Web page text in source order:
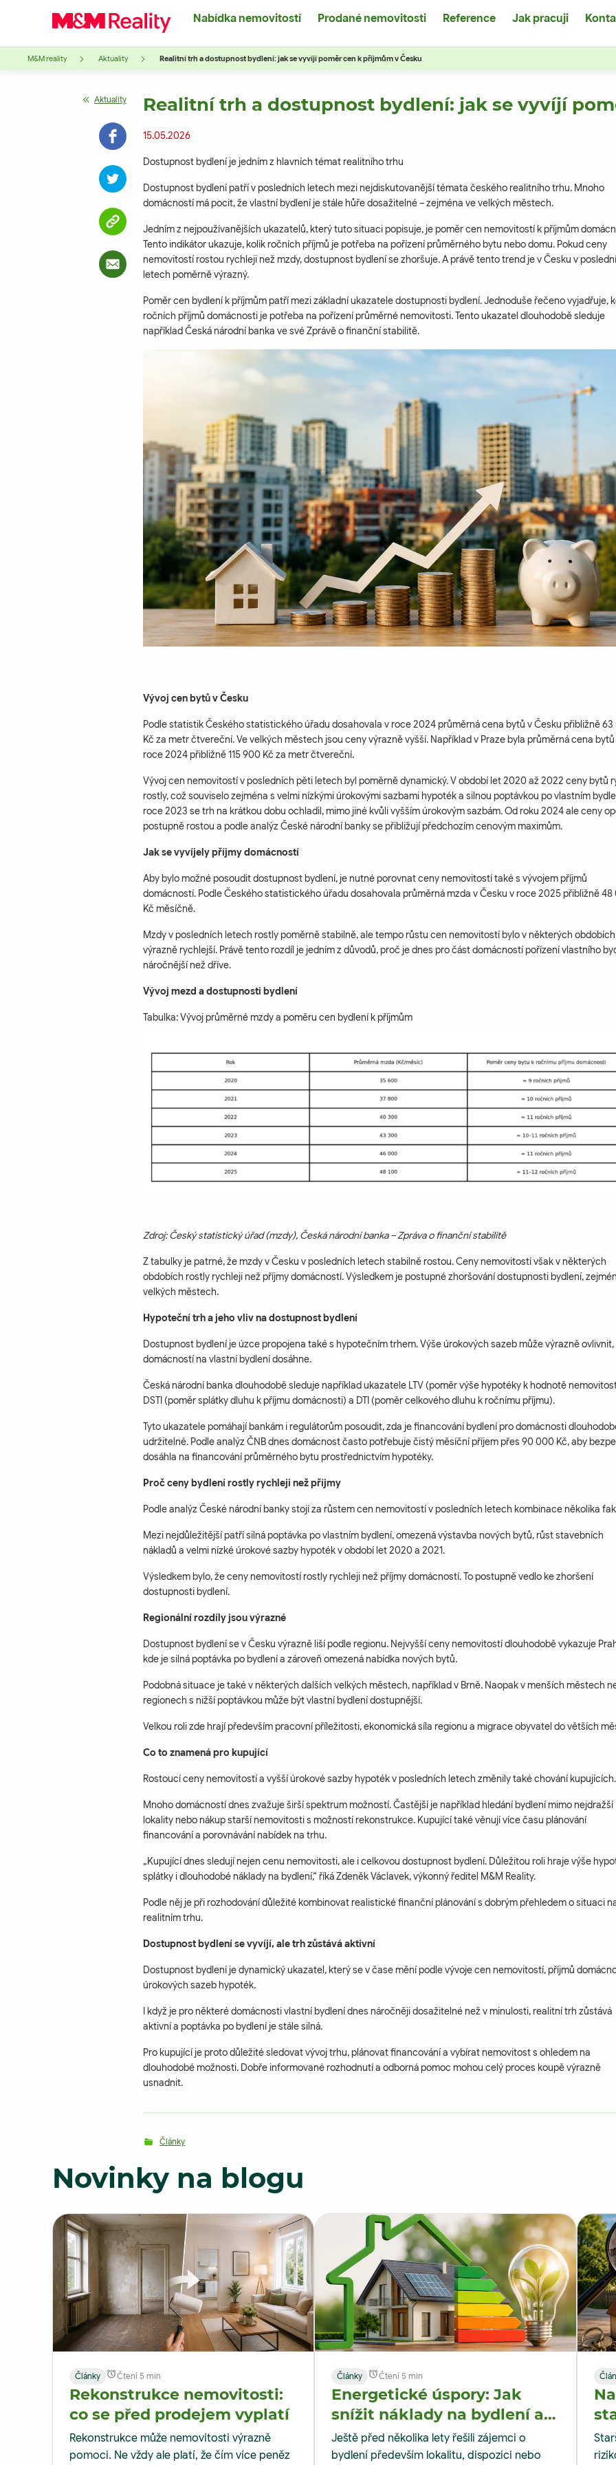
Nabídka nemovitostí Prodané nemovitosti Reference Jak pracuji
M&M reality Aktuality Realitní trh a dostupnost bydlení: jak se vyvíjí poměr cen k příjmům v Česku
Aktuality Realitní trh a dostupnost bydlení: jak se vyvíjí
15.05.2026
Dostupnost bydlení je jedním z hlavních témat realitního trhu
Dostupnost bydlení patří v posledních letech mezi nejdiskutovanější témata českého realitního trhu. Mnoho
domácností má pocit, že vlastní bydlení je stále hůře dosažitelné – zejména ve velkých městech.
Jedním z nejpoužívanějších ukazatelů, který tuto situaci popisuje, je poměr cen nemovitostí k příjmům
Tento indikátor ukazuje, kolik ročních příjmů je potřeba na pořízení průměrného bytu nebo domu. Pokud ceny
nemovitostí rostou rychleji než mzdy, dostupnost bydlení se zhoršuje. A právě tento trend je v Česku v
letech poměrně výrazný.
Poměr cen bydlení k příjmům patří mezi základní ukazatele dostupnosti bydlení. Jednoduše řečeno vyjadřuje,
ročních příjmů domácnosti je potřeba na pořízení průměrné nemovitosti. Tento ukazatel dlouhodobě sleduje
například Česká národní banka ve své Zprávě o finanční stabilitě.
Vývoj cen bytů v Česku
Podle statistik Českého statistického úřadu dosahovala v roce 2024 průměrná cena bytů v Česku přibližně
Kč za metr čtvereční. Ve velkých městech jsou ceny výrazně vyšší. Například v Praze byla průměrná cena
roce 2024 přibližně 115 900 Kč za metr čtvereční.
Vývoj cen nemovitostí v posledních pěti letech byl poměrně dynamický. V období let 2020 až 2022 ceny bytů
rostly, což souviselo zejména s velmi nízkými úrokovými sazbami hypoték a silnou poptávkou po vlastním
roce 2023 se trh na krátkou dobu ochladil, mimo jiné kvůli vyšším úrokovým sazbám. Od roku 2024 ale ceny
postupně rostou a podle analýz České národní banky se přibližují předchozím cenovým maximům.
Jak se vyvíjely příjmy domácností
Aby bylo možné posoudit dostupnost bydlení, je nutné porovnat ceny nemovitostí také s vývojem příjmů
domácností. Podle Českého statistického úřadu dosahovala průměrná mzda v Česku v roce 2025 přibližně
Kč měsíčně.
Mzdy v posledních letech rostly poměrně stabilně, ale tempo růstu cen nemovitostí bylo v některých obdobích
výrazně rychlejší. Právě tento rozdíl je jedním z důvodů, proč je dnes pro část domácností pořízení vlastního
náročnější než dříve.
Vývoj mezd a dostupnosti bydlení
Tabulka: Vývoj průměrné mzdy a poměru cen bydlení k příjmům
Zdroj: Český statistický úřad (mzdy), Česká národní banka – Zpráva o finanční stabilitě
Z tabulky je patrné, že mzdy v Česku v posledních letech stabilně rostou. Ceny nemovitostí však v některých
obdobích rostly rychleji než příjmy domácností. Výsledkem je postupné zhoršování dostupnosti bydlení,
velkých městech.
Hypoteční trh a jeho vliv na dostupnost bydlení
Dostupnost bydlení je úzce propojena také s hypotečním trhem. Výše úrokových sazeb může výrazně ovlivnit,
domácností na vlastní bydlení dosáhne.
Česká národní banka dlouhodobě sleduje například ukazatele LTV (poměr výše hypotéky k hodnotě
DSTI (poměr splátky dluhu k příjmu domácnosti) a DTI (poměr celkového dluhu k ročnímu příjmu).
Tyto ukazatele pomáhají bankám i regulátorům posoudit, zda je financování bydlení pro domácnosti
udržitelné. Podle analýz ČNB dnes domácnost často potřebuje čistý měsíční příjem přes 90 000 Kč, aby
dosáhla na financování průměrného bytu prostřednictvím hypotéky.
Proč ceny bydlení rostly rychleji než příjmy
Podle analýz České národní banky stojí za růstem cen nemovitostí v posledních letech kombinace několika
Mezi nejdůležitější patří silná poptávka po vlastním bydlení, omezená výstavba nových bytů, růst stavebních
nákladů a velmi nízké úrokové sazby hypoték v období let 2020 a 2021.
Výsledkem bylo, že ceny nemovitostí rostly rychleji než příjmy domácností. To postupně vedlo ke zhoršení
dostupnosti bydlení.
Regionální rozdíly jsou výrazné
Dostupnost bydlení se v Česku výrazně liší podle regionu. Nejvyšší ceny nemovitostí dlouhodobě vykazuje
kde je silná poptávka po bydlení a zároveň omezená nabídka nových bytů.
Podobná situace je také v některých dalších velkých městech, například v Brně. Naopak v menších městech
regionech s nižší poptávkou může být vlastní bydlení dostupnější.
Velkou roli zde hrají především pracovní příležitosti, ekonomická síla regionu a migrace obyvatel do větších
Co to znamená pro kupující
Rostoucí ceny nemovitostí a vyšší úrokové sazby hypoték v posledních letech změnily také chování kupujících.
Mnoho domácností dnes zvažuje širší spektrum možností. Častější je například hledání bydlení mimo nejdražší
lokality nebo nákup starší nemovitosti s možností rekonstrukce. Kupující také věnují více času plánování
financování a porovnávání nabídek na trhu.
„Kupující dnes sledují nejen cenu nemovitosti, ale i celkovou dostupnost bydlení. Důležitou roli hraje výše
splátky i dlouhodobé náklady na bydlení,“ říká Zdeněk Václavek, výkonný ředitel M&M Reality.
Podle něj je při rozhodování důležité kombinovat realistické finanční plánování s dobrým přehledem o situaci
realitním trhu.
Dostupnost bydlení se vyvíjí, ale trh zůstává aktivní
Dostupnost bydlení je dynamický ukazatel, který se v čase mění podle vývoje cen nemovitostí, příjmů
úrokových sazeb hypoték.
I když je pro některé domácnosti vlastní bydlení dnes náročněji dosažitelné než v minulosti, realitní trh zůstává
aktivní a poptávka po bydlení je stále silná.
Pro kupující je proto důležité sledovat vývoj trhu, plánovat financování a vybírat nemovitost s ohledem na
dlouhodobé možnosti. Dobře informované rozhodnutí a odborná pomoc mohou celý proces koupě výrazně
usnadnit.
Články
Novinky na blogu
Články Čtení 5 min
Rekonstrukce nemovitosti:
co se před prodejem vyplatí
Rekonstrukce může nemovitosti výrazně
pomoci. Ne vždy ale platí, že čím více peněz
Články Čtení 5 min
Energetické úspory: Jak
snížit náklady na bydlení až
o 30 % | M&M Reality
Ještě před několika lety řešili zájemci o
bydlení především lokalitu, dispozici nebo